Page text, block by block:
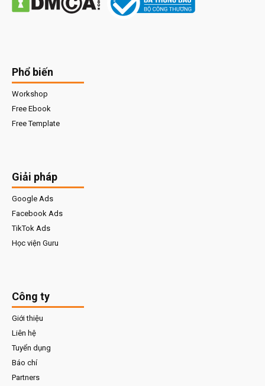
Phổ biến
Workshop
Free Ebook
Free Template
Giải pháp
Google Ads
Facebook Ads
TikTok Ads
Học viện Guru
Công ty
Giới thiệu
Liên hệ
Tuyển dụng
Báo chí
Partners